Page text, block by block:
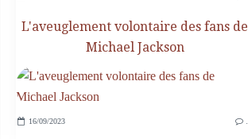
L'aveuglement volontaire des fans de
Michael Jackson
16/09/2023